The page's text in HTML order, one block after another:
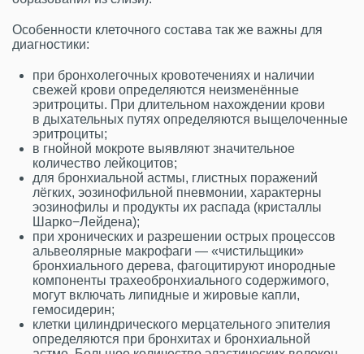
Особенности клеточного состава так же важны для
диагностики:
при бронхолегочных кровотечениях и наличии
свежей крови определяются неизменённые
эритроциты. При длительном нахождении крови
в дыхательных путях определяются выщелоченные
эритроциты;
в гнойной мокроте выявляют значительное
количество лейкоцитов;
для бронхиальной астмы, глистных поражений
лёгких, эозинофильной пневмонии, характерны
эозинофилы и продукты их распада (кристаллы
Шарко−Лейдена);
при хронических и разрешении острых процессов
альвеолярные макрофаги — «чистильщики»
бронхиального дерева, фагоцитируют инородные
компоненты трахеобронхиального содержимого,
могут включать липидные и жировые капли,
гемосидерин;
клетки цилиндрического мерцательного эпителия
определяются при бронхитах и бронхиальной